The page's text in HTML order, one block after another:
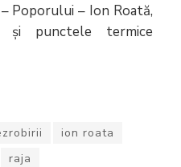
Poporului – Ion Roată,
și punctele termice
ion roata
raja